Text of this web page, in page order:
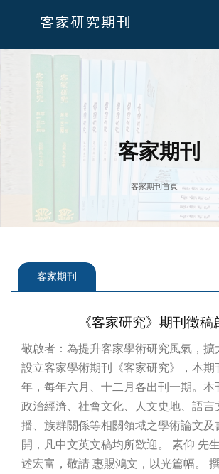
客家期刊
客家期刊首頁
客家期刊
《客家研究》期刊徵稿
敬啟者：為提升客家學術研究風氣，
設立客家學術期刊《客家研究》，本期
年，每年六月、十二月各出刊一期。本
政治經濟、社會文化、人文史地、語言
播、族群關係等相關領域之學術論文及
開，凡中文英文稿均所歡迎。 素仰 先
述宏富，敬請 惠賜鴻文，以光篇幅。
10
OCT
《客家研究》第十五卷第一期出刊
2022-06 客家研究期刊
《客家研究》第十四卷第二期出刊